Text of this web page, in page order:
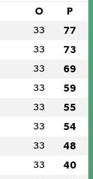
O P
33 77
33 73
33 69
33 59
33 55
33 54
33 48
33 40